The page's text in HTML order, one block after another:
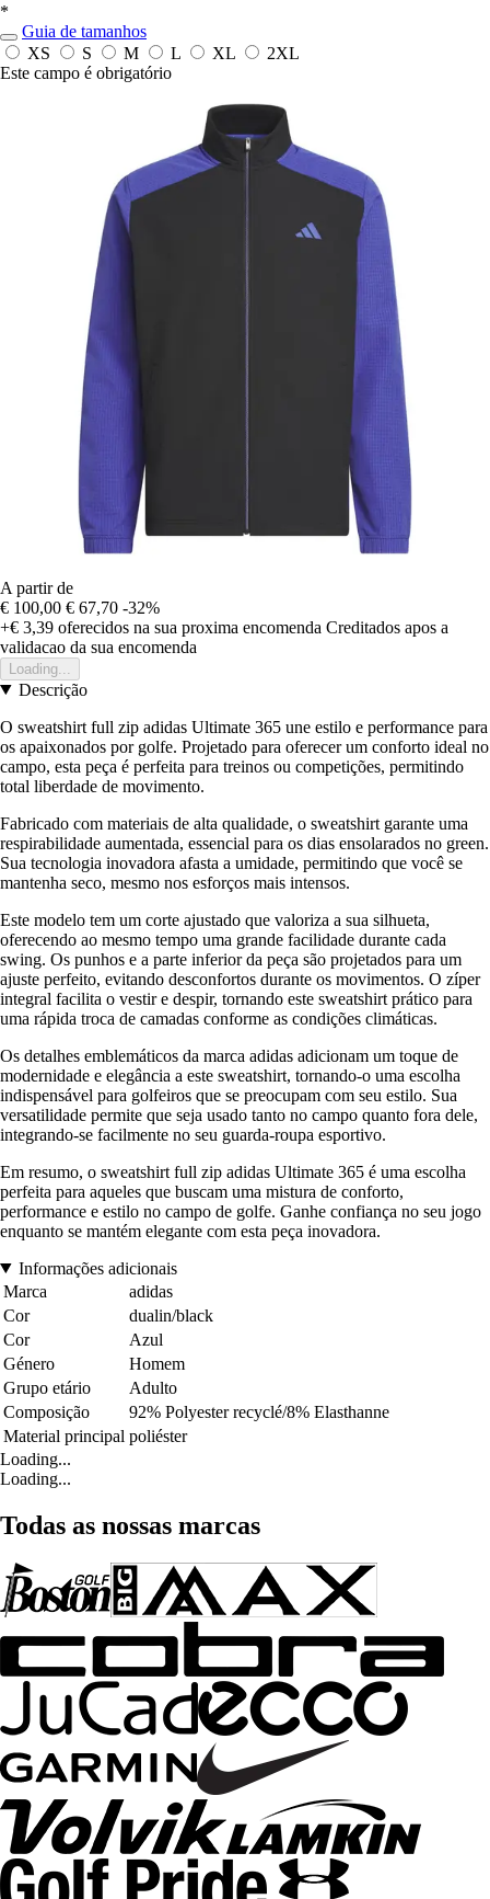
*
Guia de tamanhos
XS
S M L XL
2XL
Este campo é obrigatório
A partir de
€ 100,00 € 67,70 -32%
+€ 3,39 oferecidos na sua proxima encomenda Creditados apos a
validacao da sua encomenda
Loading...
Descrição
O sweatshirt full zip adidas Ultimate 365 une estilo e performance para
os apaixonados por golfe. Projetado para oferecer um conforto ideal no
campo, esta peça é perfeita para treinos ou competições, permitindo
total liberdade de movimento.
Fabricado com materiais de alta qualidade, o sweatshirt garante uma
respirabilidade aumentada, essencial para os dias ensolarados no green.
Sua tecnologia inovadora afasta a umidade, permitindo que você se
mantenha seco, mesmo nos esforços mais intensos.
Este modelo tem um corte ajustado que valoriza a sua silhueta,
oferecendo ao mesmo tempo uma grande facilidade durante cada
swing. Os punhos e a parte inferior da peça são projetados para um
ajuste perfeito, evitando desconfortos durante os movimentos. O zíper
integral facilita o vestir e despir, tornando este sweatshirt prático para
uma rápida troca de camadas conforme as condições climáticas.
Os detalhes emblemáticos da marca adidas adicionam um toque de
modernidade e elegância a este sweatshirt, tornando-o uma escolha
indispensável para golfeiros que se preocupam com seu estilo. Sua
versatilidade permite que seja usado tanto no campo quanto fora dele,
integrando-se facilmente no seu guarda-roupa esportivo.
Em resumo, o sweatshirt full zip adidas Ultimate 365 é uma escolha
perfeita para aqueles que buscam uma mistura de conforto,
performance e estilo no campo de golfe. Ganhe confiança no seu jogo
enquanto se mantém elegante com esta peça inovadora.
Informações adicionais
Marca
adidas
Cor
dualin/black
Cor
Azul
Género
Homem
Grupo etário
Adulto
Composição
92% Polyester recyclé/8% Elasthanne
Material principal poliéster
Loading...
Loading...
Todas as nossas marcas